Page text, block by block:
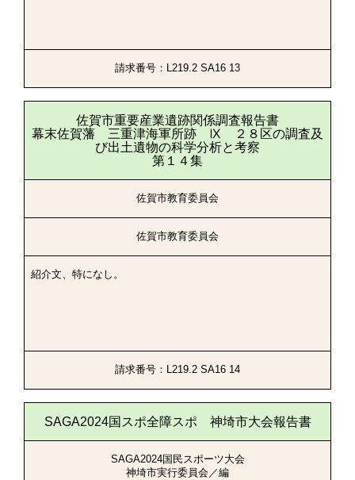
請求番号：L219.2 SA16 13
佐賀市重要産業遺跡関係調査報告書
幕末佐賀藩 三重津海軍所跡 Ⅸ ２８区の調査及
び出土遺物の科学分析と考察
第１４集
佐賀市教育委員会
佐賀市教育委員会
紹介文、特になし。
請求番号：L219.2 SA16 14
SAGA2024国スポ全障スポ 神埼市大会報告書
SAGA2024国民スポーツ大会
神埼市実行委員会／編